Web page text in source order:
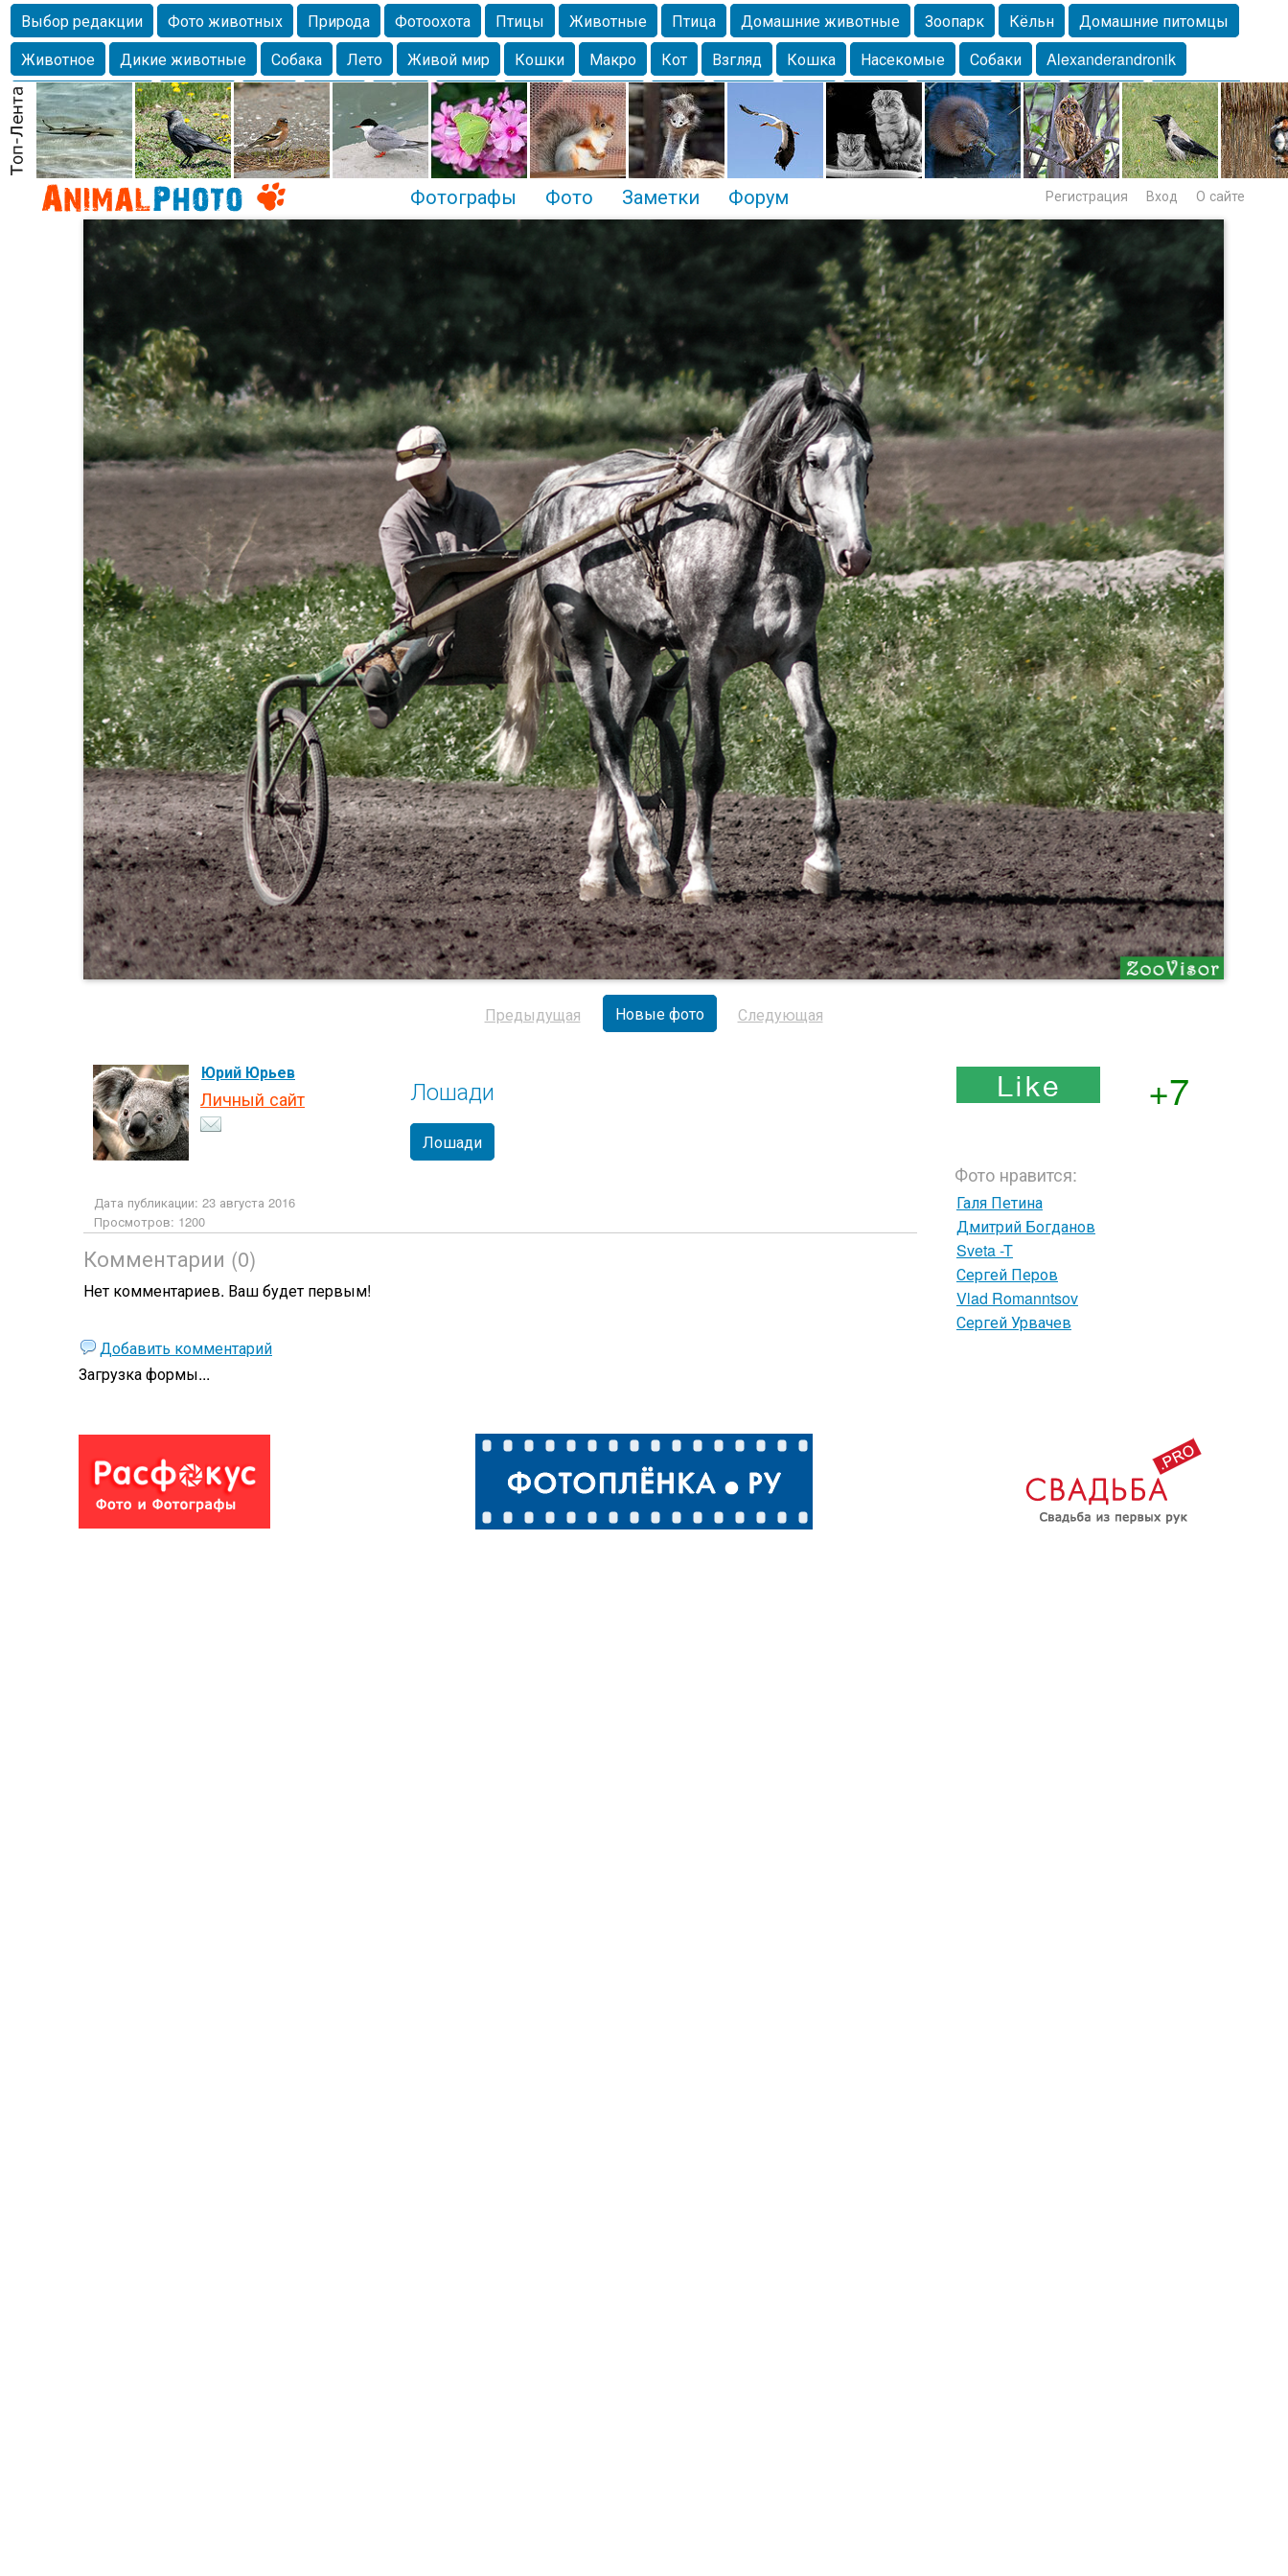
Выбор редакции Фото животных Природа Фотоохота Птицы Животные Птица Домашние животные Зоопарк Кёльн
Домашние питомцы
Животное
Дикие животные Собака Лето Живой мир Кошки Макро Кот Взгляд Кошка Насекомые Собаки
Alexanderandronik
Млекопитающие
Красота Фото Озеро Глаза Крым Весна Москва Парк Белка Морда Собачка Осень Портрет
Домашние
любимцы
Волгоград Лебедь Город Бабочка Чайка Лес Утки Николаев Насекомое Коты Lebert Дикие птицы Утка Самара
Лебеди
Спаниель
Фотографы Фото Заметки Форум Регистрация Вход О сайте
Предыдущая Новые фото Следующая
Юрий Юрьев
Личный сайт Лошади
Лошади
Дата публикации: 23 августа 2016
Просмотров: 1200
+7
Фото нравится:
Галя Петина
Дмитрий Богданов
Sveta -T
Сергей Перов
Vlad Romanntsov
Сергей Урвачев
Комментарии (0)
Нет комментариев. Ваш будет первым!
Добавить комментарий
Загрузка формы...